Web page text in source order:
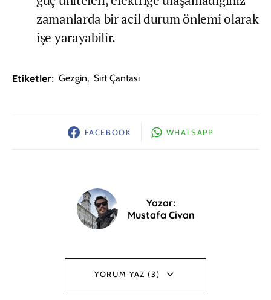
zamanlarda bir acil durum önlemi olarak
işe yarayabilir.
Etiketler: Gezgin, Sırt Çantası
FACEBOOK WHATSAPP
Yazar:
Mustafa Civan
YORUM YAZ (3)